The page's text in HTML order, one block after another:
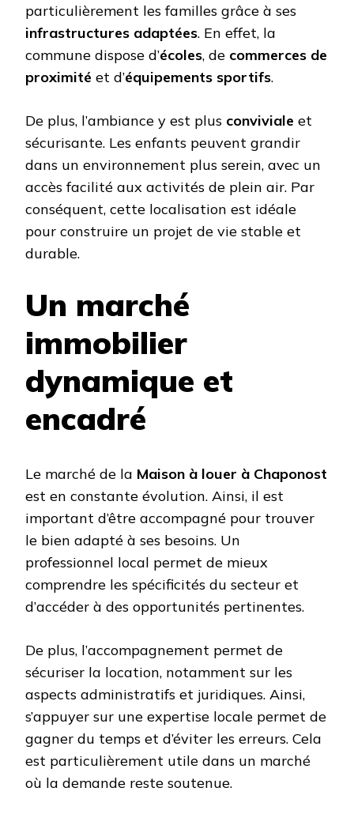
particulièrement les familles grâce à ses
infrastructures adaptées. En effet, la
commune dispose d’écoles, de commerces de
proximité et d’équipements sportifs.
De plus, l’ambiance y est plus conviviale et
sécurisante. Les enfants peuvent grandir
dans un environnement plus serein, avec un
accès facilité aux activités de plein air. Par
conséquent, cette localisation est idéale
pour construire un projet de vie stable et
durable.
Un marché
immobilier
dynamique et
encadré
Le marché de la Maison à louer à Chaponost
est en constante évolution. Ainsi, il est
important d’être accompagné pour trouver
le bien adapté à ses besoins. Un
professionnel local permet de mieux
comprendre les spécificités du secteur et
d’accéder à des opportunités pertinentes.
De plus, l’accompagnement permet de
sécuriser la location, notamment sur les
aspects administratifs et juridiques. Ainsi,
s’appuyer sur une expertise locale permet de
gagner du temps et d’éviter les erreurs. Cela
est particulièrement utile dans un marché
où la demande reste soutenue.